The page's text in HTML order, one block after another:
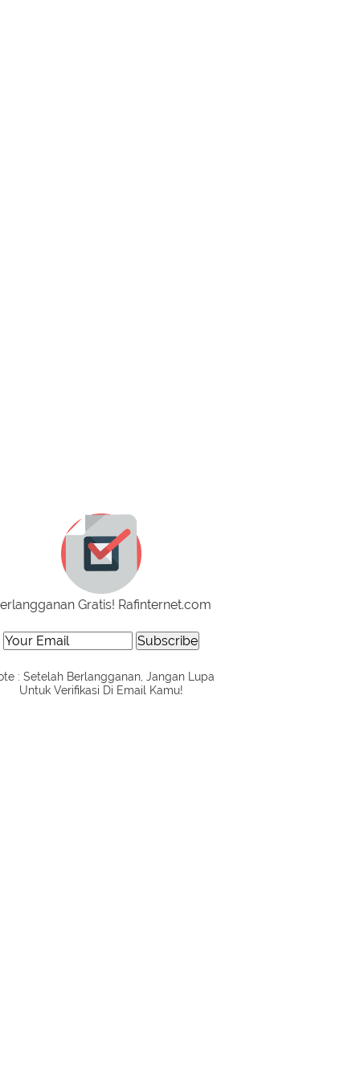
Gratis! Rafinternet.com
: Setelah Berlangganan, Jangan Lupa
Untuk Verifikasi Di Email Kamu!